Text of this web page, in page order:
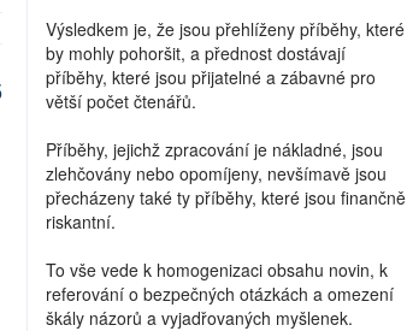
Výsledkem je, že jsou přehlíženy příběhy, které
by mohly pohoršit, a přednost dostávají
příběhy, které jsou přijatelné a zábavné pro
větší počet čtenářů.
Příběhy, jejichž zpracování je nákladné, jsou
zlehčovány nebo opomíjeny, nevšímavě jsou
přecházeny také ty příběhy, které jsou finančně
riskantní.
To vše vede k homogenizaci obsahu novin, k
referování o bezpečných otázkách a omezení
škály názorů a vyjadřovaných myšlenek.